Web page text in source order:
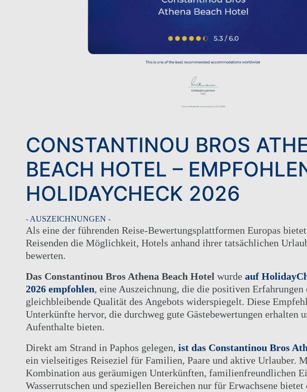
DIE GRUPPE
UNSERE HOTELS
ELITEKLASSE
ELIXIER SPA
HOCHZEITEN
ONLINE
ASIMINA
ATHENA
ATHENA
CONSTANTINOU BROS
BEACH HOTEL –
HOLIDAYCHECK 2026
- AUSZEICHNUNGEN -
Als eine der führenden Reise-Bewertungsplattformen Europas bietet
Reisenden die Möglichkeit, Hotels anhand ihrer tatsächlichen
bewerten.
Das Constantinou Bros Athena Beach Hotel wurde auf
2026 empfohlen, eine Auszeichnung, die die positiven Erfahrungen
gleichbleibende Qualität des Angebots widerspiegelt. Diese
Unterkünfte hervor, die durchweg gute Gästebewertungen erhalten
Aufenthalte bieten.
Direkt am Strand in Paphos gelegen, ist das Constantinou Bros
ein vielseitiges Reiseziel für Familien, Paare und aktive Urlauber.
Kombination aus geräumigen Unterkünften, familienfreundlichen
Wasserrutschen und speziellen Bereichen nur für Erwachsene bietet